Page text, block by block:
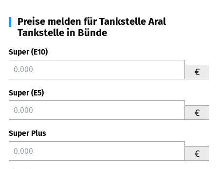
Preise melden für Tankstelle Aral
Tankstelle in Bünde
Super (E10)
€
Super (E5)
€
Super Plus
€